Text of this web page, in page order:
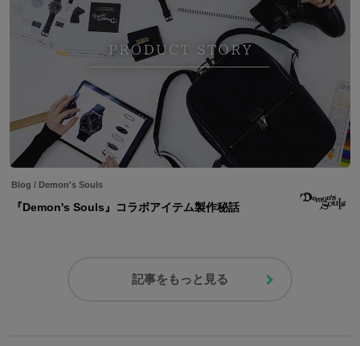
Blog / Demon's Souls
『Demon's Souls』コラボアイテム製作秘話
記事をもっと見る